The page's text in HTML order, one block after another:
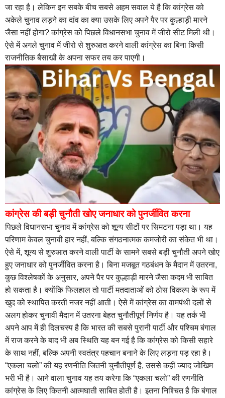
जा रहा है। लेकिन इन सबके बीच सबसे अहम सवाल ये है कि कांग्रेस को
अकेले चुनाव लड़ने का दांव का क्या उसके लिए अपने पैर पर कुल्हाड़ी मारने
जैसा नहीं होगा? कांग्रेस को पिछले विधानसभा चुनाव में जीरो सीट मिली थी।
ऐसे में अगले चुनाव में जीरो से शुरुआत करने वाली कांग्रेस का बिना किसी
राजनीतिक बैसाखी के अपना सफर तय कर पाएगी।
कांग्रेस की बड़ी चुनौती खोए जनाधार को पुनर्जीवित करना
पिछले विधानसभा चुनाव में कांग्रेस को शून्य सीटों पर सिमटना पड़ा था। यह
परिणाम केवल चुनावी हार नहीं, बल्कि संगठनात्मक कमजोरी का संकेत भी था।
ऐसे में, शून्य से शुरुआत करने वाली पार्टी के सामने सबसे बड़ी चुनौती अपने खोए
हुए जनाधार को पुनर्जीवित करना है। बिना मजबूत गठबंधन के मैदान में उतरना,
कुछ विश्लेषकों के अनुसार, अपने पैर पर कुल्हाड़ी मारने जैसा कदम भी साबित
हो सकता है। क्योंकि फिलहाल तो पार्टी मतदाताओं को ठोस विकल्प के रूप में
खुद को स्थापित करती नजर नहीं आती। ऐसे में कांग्रेस का वामपंथी दलों से
अलग होकर चुनावी मैदान में उतरना बेहत चुनौतीपूर्ण निर्णय है। यह तर्क भी
अपने आप में ही दिलचस्प है कि भारत की सबसे पुरानी पार्टी और पश्चिम बंगाल
में राज करने के बाद भी अब स्थिति यह बन गई है कि कांग्रेस को किसी सहारे
के साथ नहीं, बल्कि अपनी स्वतंत्र पहचान बनाने के लिए लड़ना पड़ रहा है।
“एकला चलो” की यह रणनीति जितनी चुनौतीपूर्ण है, उससे कहीं ज्याद जोखिम
भरी भी है। आने वाला चुनाव यह तय करेगा कि “एकला चलो” की रणनीति
कांग्रेस के लिए कितनी आत्मघाती साबित होती है। इतना निश्चित है कि बंगाल